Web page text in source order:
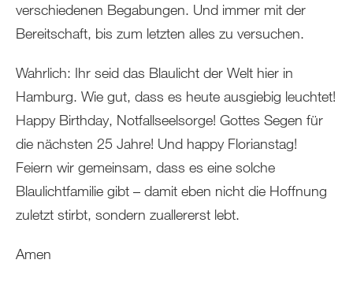
verschiedenen Begabungen. Und immer mit der
Bereitschaft, bis zum letzten alles zu versuchen.
Wahrlich: Ihr seid das Blaulicht der Welt hier in
Hamburg. Wie gut, dass es heute ausgiebig leuchtet!
Happy Birthday, Notfallseelsorge! Gottes Segen für
die nächsten 25 Jahre! Und happy Florianstag!
Feiern wir gemeinsam, dass es eine solche
Blaulichtfamilie gibt – damit eben nicht die Hoffnung
zuletzt stirbt, sondern zuallererst lebt.
Amen